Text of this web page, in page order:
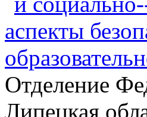
Отделение
Липецкая